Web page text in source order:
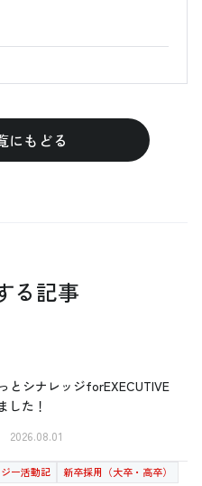
にもどる
る記事
とシナレッジforEXECUTIVE
した！
2026.08.01
ー活動記
新卒採用（大卒・高卒）